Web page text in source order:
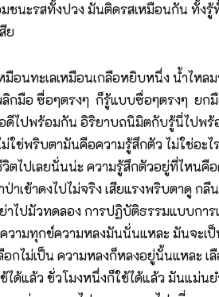
ชนะรสทั้งปวง มันติดรสเหมือนกัน ทั้งรู้
ย
ะเลเหมือนเกลือหยิบหนึ่ง น้ำไหลมา
กมือ ซื่อๆตรงๆ ก็รู้แบบซื่อๆตรงๆ ยก
ดีไปพร้อมกัน อิริยาบถนิมิตกับรู้นี่ไปพร้
ใช่พริบตามันคือความรู้สึกตัว ไม่ใช่อะ
วิตไปเลยนั่นน่ะ ความรู้สึกตัวอยู่ที่ไหน
ป่าเข้าดงไปไม่จริง เสียแรงพริบตาดู
าไปมัวทดลอง การปฏิบัติธรรมแบบการ
วามทุกข์ความหลงมันนั่นแหละ มันจะเป็
อกไม่เป็น ความหลงก็หลงอยู่นั้นแหละ เ
ได้แล้ว ชั่วโมงหนึ่งก็ใช้ได้แล้ว มันแม่